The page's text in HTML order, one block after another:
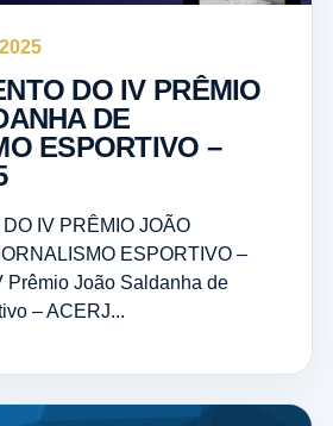
DO IV PRÊMIO
DE
ESPORTIVO –
IV PRÊMIO JOÃO
ESPORTIVO –
Prêmio João Saldanha de
– ACERJ...